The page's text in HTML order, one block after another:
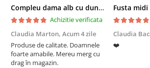
Compleu dama alb cu dungi laterale in nuante de verde si negru
Achizitie verificata
Claudia Marton, Acum 4 zile
Produse de calitate. Doamnele
foarte amabile. Mereu merg cu
drag în magazin.
Claudia
❤️